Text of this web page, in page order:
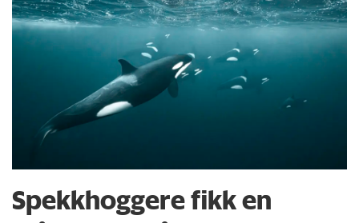
Spekkhoggere fikk en